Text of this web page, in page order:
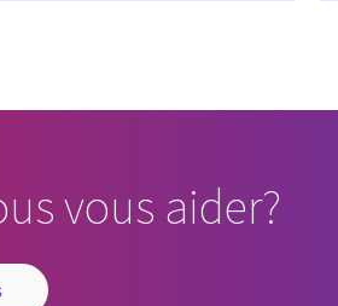
vous aider?